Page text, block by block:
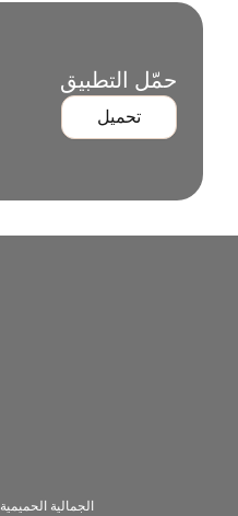
حمّل التطبيق
تحميل
الجمالية الحميمية